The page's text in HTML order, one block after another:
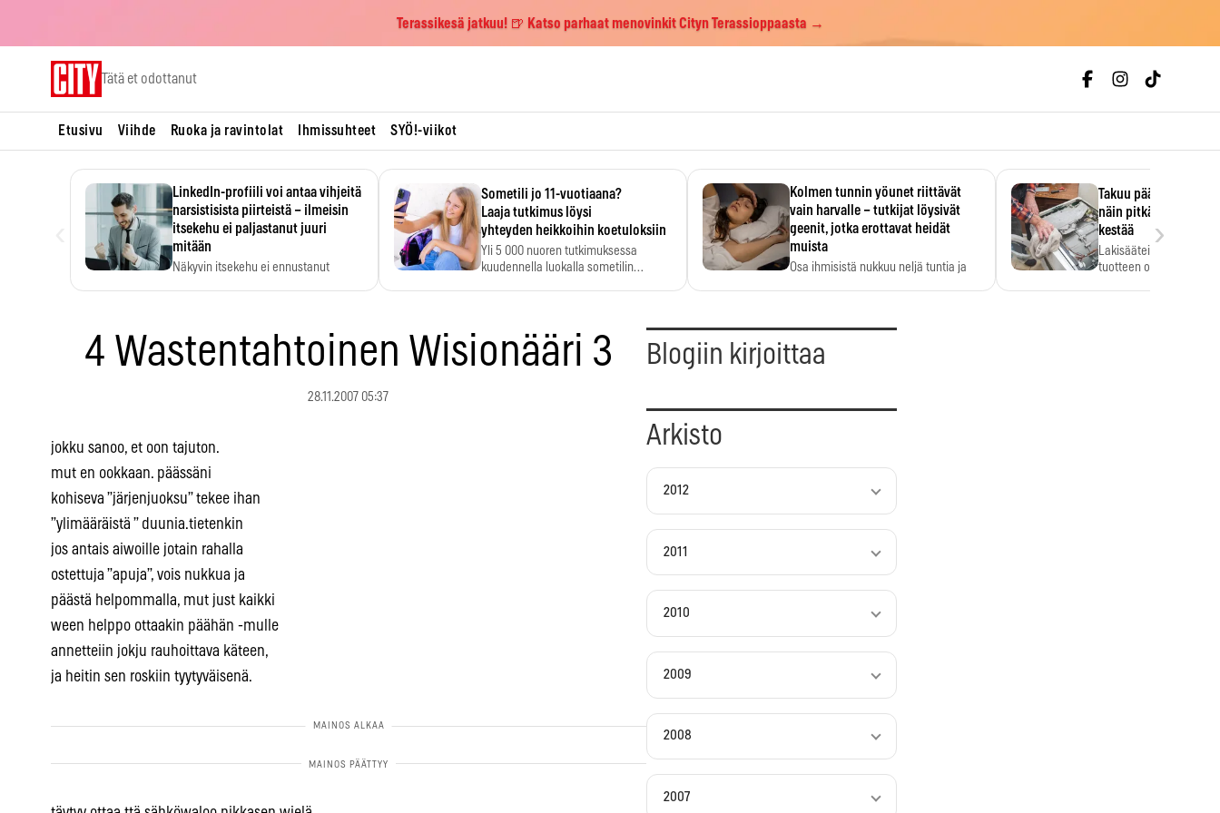
Terassikesä jatkuu! 🍺 Katso parhaat menovinkit Cityn Terassioppaasta →
Tätä et odottanut
Etusivu Viihde Ruoka ja ravintolat Ihmissuhteet SYÖ!-viikot
LinkedIn-profiili voi antaa vihjeitä
narsistisista piirteistä – ilmeisin
itsekehu ei paljastanut juuri
mitään
Näkyvin itsekehu ei ennustanut
Sometili jo 11-vuotiaana?
Laaja tutkimus löysi
yhteyden heikkoihin koetuloksiin
Yli 5 000 nuoren tutkimuksessa
kuudennella luokalla sometilin…
Kolmen tunnin yöunet riittävät
vain harvalle – tutkijat löysivät
geenit, jotka erottavat heidät
muista
Osa ihmisistä nukkuu neljä tuntia ja
Takuu päättyi,
näin pitkään
kestää
Lakisääteinen
tuotteen oletetun
›
4 Wastentahtoinen Wisionääri 3
28.11.2007 05:37
jokku sanoo, et oon tajuton.
mut en ookkaan. päässäni
kohiseva ”järjenjuoksu” tekee ihan
”ylimääräistä ” duunia.tietenkin
jos antais aiwoille jotain rahalla
ostettuja ”apuja”, vois nukkua ja
päästä helpommalla, mut just kaikki
ween helppo ottaakin päähän -mulle
annetteiin jokju rauhoittava käteen,
ja heitin sen roskiin tyytyväisenä.
Blogiin kirjoittaa
Arkisto
2012
2011
2010
2009
2008
2007